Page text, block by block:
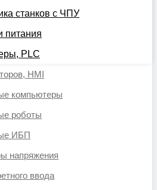
станков с ЧПУ
питания
PLC
HMI
компьютеры
роботы
ИБП
напряжения
ввода